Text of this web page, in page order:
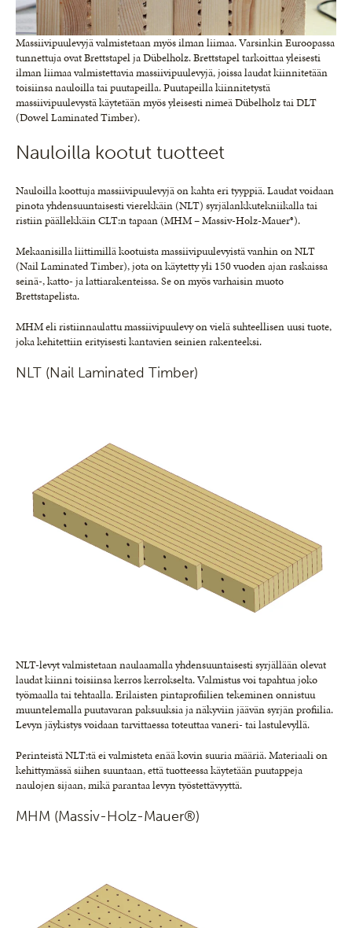
Massiivipuulevyjä valmistetaan myös ilman liimaa. Varsinkin Euroopassa
tunnettuja ovat Brettstapel ja Dübelholz. Brettstapel tarkoittaa yleisesti
ilman liimaa valmistettavia massiivipuulevyjä, joissa laudat kiinnitetään
toisiinsa nauloilla tai puutapeilla. Puutapeilla kiinnitetystä
massiivipuulevystä käytetään myös yleisesti nimeä Dübelholz tai DLT
(Dowel Laminated Timber).
Nauloilla kootut tuotteet
Nauloilla koottuja massiivipuulevyjä on kahta eri tyyppiä. Laudat voidaan
pinota yhdensuuntaisesti vierekkäin (NLT) syrjälankkutekniikalla tai
ristiin päällekkäin CLT:n tapaan (MHM – Massiv-Holz-Mauer®).
Mekaanisilla liittimillä kootuista massiivipuulevyistä vanhin on NLT
(Nail Laminated Timber), jota on käytetty yli 150 vuoden ajan raskaissa
seinä-, katto- ja lattiarakenteissa. Se on myös varhaisin muoto
Brettstapelista.
MHM eli ristiinnaulattu massiivipuulevy on vielä suhteellisen uusi tuote,
joka kehitettiin erityisesti kantavien seinien rakenteeksi.
NLT (Nail Laminated Timber)
NLT-levyt valmistetaan naulaamalla yhdensuuntaisesti syrjällään olevat
laudat kiinni toisiinsa kerros kerrokselta. Valmistus voi tapahtua joko
työmaalla tai tehtaalla. Erilaisten pintaprofiilien tekeminen onnistuu
muuntelemalla puutavaran paksuuksia ja näkyviin jäävän syrjän profiilia.
Levyn jäykistys voidaan tarvittaessa toteuttaa vaneri- tai lastulevyllä.
Perinteistä NLT:tä ei valmisteta enää kovin suuria määriä. Materiaali on
kehittymässä siihen suuntaan, että tuotteessa käytetään puutappeja
naulojen sijaan, mikä parantaa levyn työstettävyyttä.
MHM (Massiv-Holz-Mauer®)